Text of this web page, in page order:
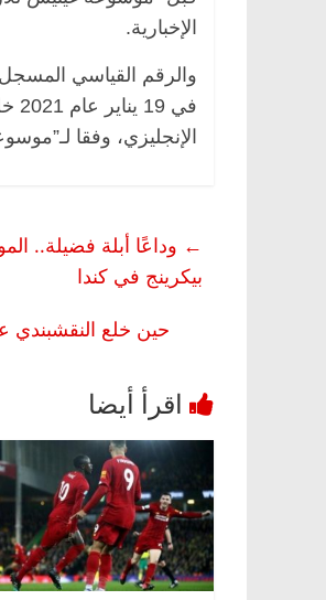
الإخبارية.
الإنجليزي، وفقا
←
بيكرينج في كندا
حين خلع النقشبندي